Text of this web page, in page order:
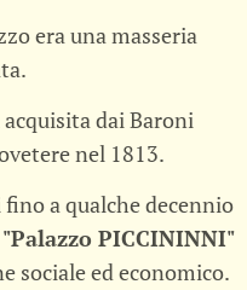
era una masseria
dai Baroni
nel 1813.
a qualche decennio
"Palazzo PICCININNI"
sociale ed economico.